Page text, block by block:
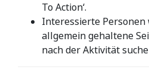
To Action‘.
Interessierte Personen
allgemein gehaltene
nach der Aktivität